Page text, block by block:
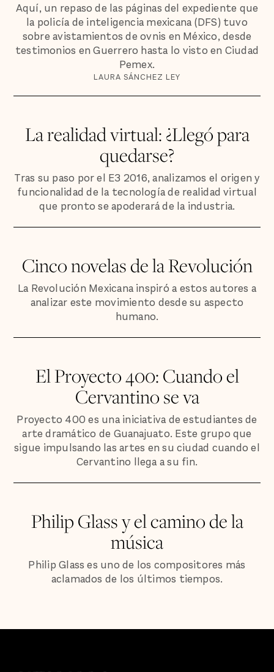
Aquí, un repaso de las páginas del expediente que
la policía de inteligencia mexicana (DFS) tuvo
sobre avistamientos de ovnis en México, desde
testimonios en Guerrero hasta lo visto en Ciudad
Pemex.
LAURA SÁNCHEZ LEY
La realidad virtual: ¿Llegó para
quedarse?
Tras su paso por el E3 2016, analizamos el origen y
funcionalidad de la tecnología de realidad virtual
que pronto se apoderará de la industria.
Cinco novelas de la Revolución
La Revolución Mexicana inspiró a estos autores a
analizar este movimiento desde su aspecto
humano.
El Proyecto 400: Cuando el
Cervantino se va
Proyecto 400 es una iniciativa de estudiantes de
arte dramático de Guanajuato. Este grupo que
sigue impulsando las artes en su ciudad cuando el
Cervantino llega a su fin.
Philip Glass y el camino de la
música
Philip Glass es uno de los compositores más
aclamados de los últimos tiempos.